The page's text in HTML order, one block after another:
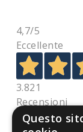
4,7/5
Eccellente
3.821
Recensioni
Questo